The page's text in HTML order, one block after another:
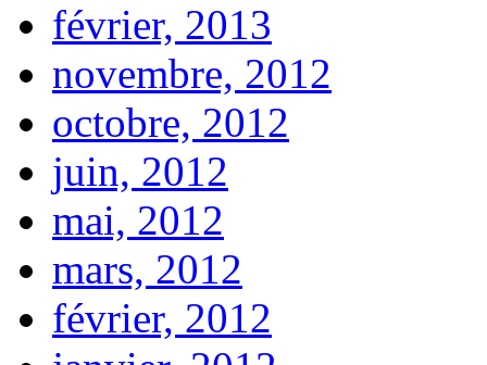
février, 2013
novembre, 2012
octobre, 2012
juin, 2012
mai, 2012
mars, 2012
février, 2012